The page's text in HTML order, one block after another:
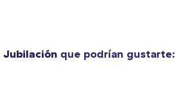
Jubilación que podrían gustarte: